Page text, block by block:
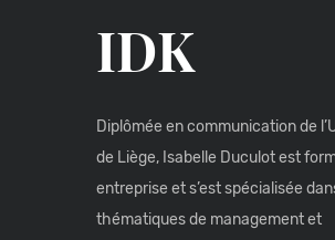
IDK
Diplômée en communication de
de Liège, Isabelle Duculot est
entreprise et s’est spécialisée
thématiques de management et